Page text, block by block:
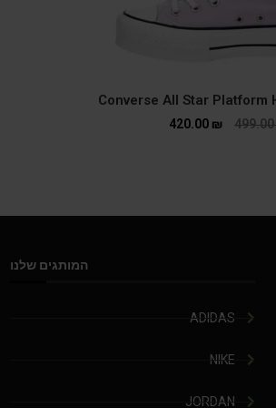
Converse All Star Platform
499.00
420.00 ₪
המותגים שלנו
ADIDAS
NIKE
JORDAN